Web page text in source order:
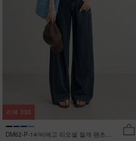
DM62-P-14/비에고 리오셀 절개 팬츠
리뷰 330